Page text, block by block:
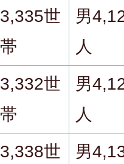
3,335世
帯
男
人
3,332世
帯
男
人
3,338世
男